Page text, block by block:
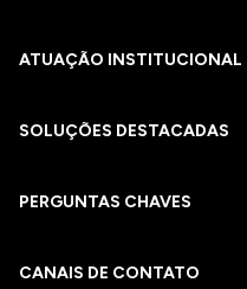
ATUAÇÃO INSTITUCIONAL
SOLUÇÕES DESTACADAS
PERGUNTAS CHAVES​
CANAIS DE CONTATO